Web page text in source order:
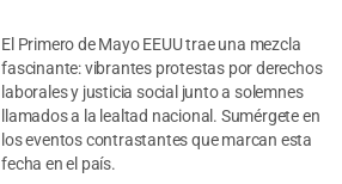
El Primero de Mayo EEUU trae una mezcla
fascinante: vibrantes protestas por derechos
laborales y justicia social junto a solemnes
llamados a la lealtad nacional. Sumérgete en
los eventos contrastantes que marcan esta
fecha en el país.